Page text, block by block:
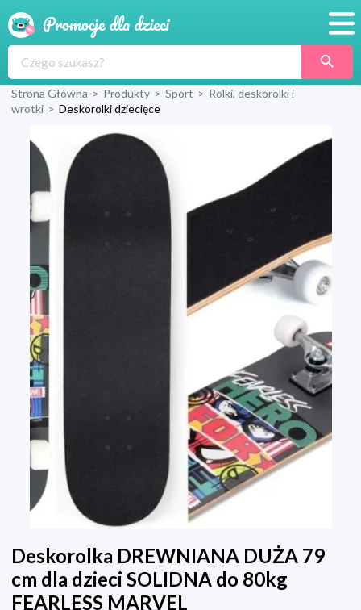
Produkty
Blog
Wyprawka
Strona Główna > Produkty > Sport > Rolki, deskorolki i
wrotki > Deskorolki dziecięce
Deskorolka DREWNIANA DUŻA 79
cm dla dzieci SOLIDNA do 80kg
FEARLESS MARVEL